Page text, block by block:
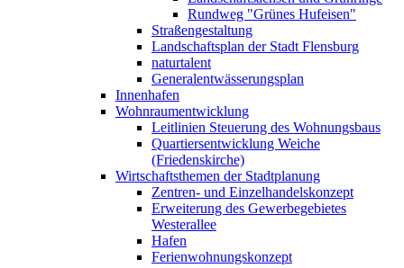
Rundweg "Grünes Hufeisen"
Straßengestaltung
Landschaftsplan der Stadt Flensburg
naturtalent
Generalentwässerungsplan
Innenhafen
Wohnraumentwicklung
Leitlinien Steuerung des Wohnungsbaus
Quartiersentwicklung Weiche
(Friedenskirche)
Wirtschaftsthemen der Stadtplanung
Zentren- und Einzelhandelskonzept
Erweiterung des Gewerbegebietes
Westerallee
Hafen
Ferienwohnungskonzept